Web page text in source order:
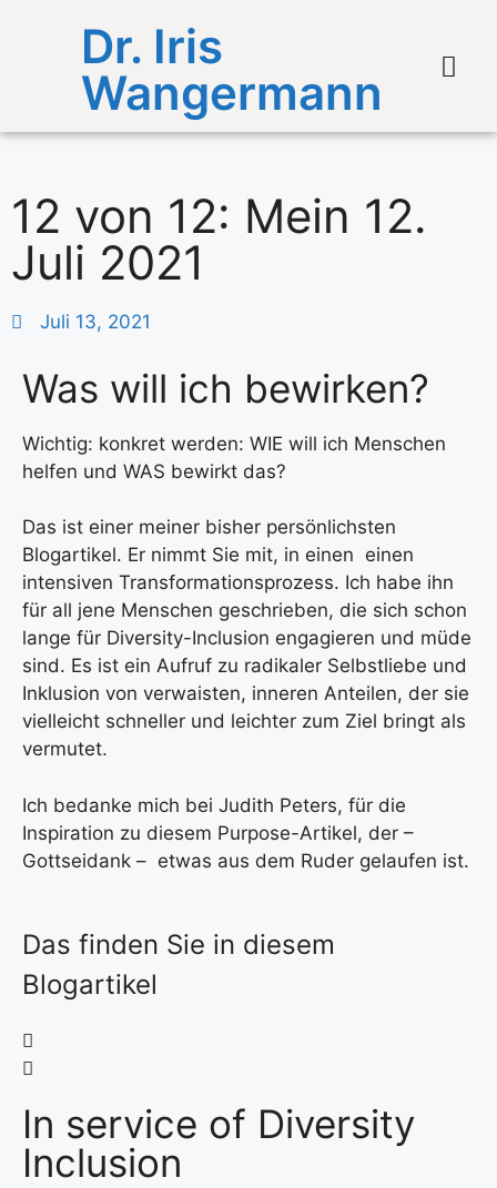
Dr. Iris
Wangermann
12 von 12: Mein 12.
Juli 2021
Juli 13, 2021
Was will ich bewirken?
Wichtig: konkret werden: WIE will ich Menschen
helfen und WAS bewirkt das?
Das ist einer meiner bisher persönlichsten
Blogartikel. Er nimmt Sie mit, in einen einen
intensiven Transformationsprozess. Ich habe ihn
für all jene Menschen geschrieben, die sich schon
lange für Diversity-Inclusion engagieren und müde
sind. Es ist ein Aufruf zu radikaler Selbstliebe und
Inklusion von verwaisten, inneren Anteilen, der sie
vielleicht schneller und leichter zum Ziel bringt als
vermutet.
Ich bedanke mich bei Judith Peters, für die
Inspiration zu diesem Purpose-Artikel, der –
Gottseidank – etwas aus dem Ruder gelaufen ist.
Das finden Sie in diesem
Blogartikel
In service of Diversity
Inclusion